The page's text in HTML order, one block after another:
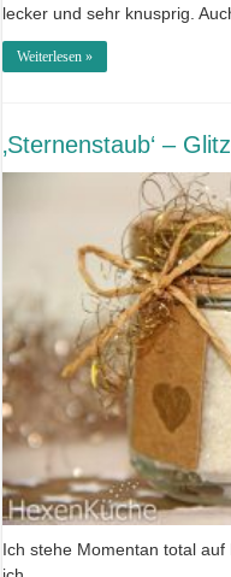
lecker und sehr knusprig.
Weiterlesen »
‚Sternenstaub‘ –
Ich stehe Momentan total